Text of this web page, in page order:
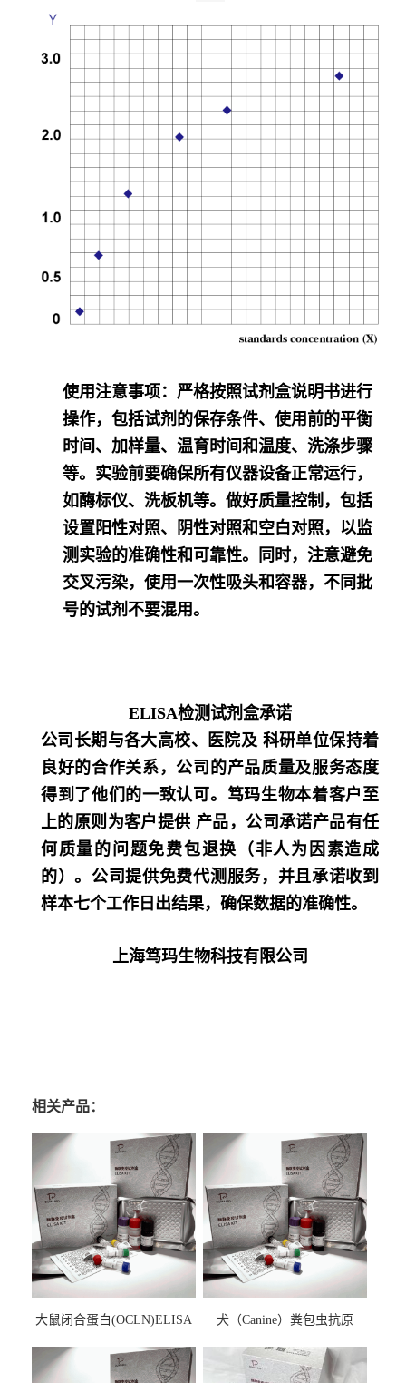
使用注意事项：严格按照试剂盒说明书进行
操作，包括试剂的保存条件、使用前的平衡
时间、加样量、温育时间和温度、洗涤步骤
等。实验前要确保所有仪器设备正常运行，
如酶标仪、洗板机等。做好质量控制，包括
设置阳性对照、阴性对照和空白对照，以监
测实验的准确性和可靠性。同时，注意避免
交叉污染，使用一次性吸头和容器，不同批
号的试剂不要混用。
ELISA检测试剂盒承诺
公司长期与各大高校、医院及 科研单位保持着
良好的合作关系，公司的产品质量及服务态度
得到了他们的一致认可。笃玛生物本着客户至
上的原则为客户提供 产品，公司承诺产品有任
何质量的问题免费包退换（非人为因素造成
的）。公司提供免费代测服务，并且承诺收到
样本七个工作日出结果，确保数据的准确性。
上海笃玛生物科技有限公司
相关产品：
大鼠闭合蛋白(OCLN)ELISA
犬（Canine）粪包虫抗原